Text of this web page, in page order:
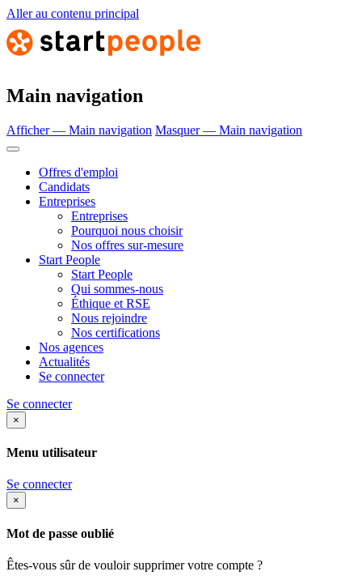
Aller au contenu principal
Main navigation
Afficher — Main navigation Masquer — Main navigation
Offres d'emploi
Candidats
Entreprises
Entreprises
Pourquoi nous choisir
Nos offres sur-mesure
Start People
Start People
Qui sommes-nous
Éthique et RSE
Nous rejoindre
Nos certifications
Nos agences
Actualités
Se connecter
Se connecter
×
Menu utilisateur
Se connecter
×
Mot de passe oublié
Êtes-vous sûr de vouloir supprimer votre compte ?